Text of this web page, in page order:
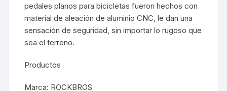
pedales planos para bicicletas fueron hechos con
material de aleación de aluminio CNC, le dan una
sensación de seguridad, sin importar lo rugoso que
sea el terreno.
Productos
Marca: ROCKBROS